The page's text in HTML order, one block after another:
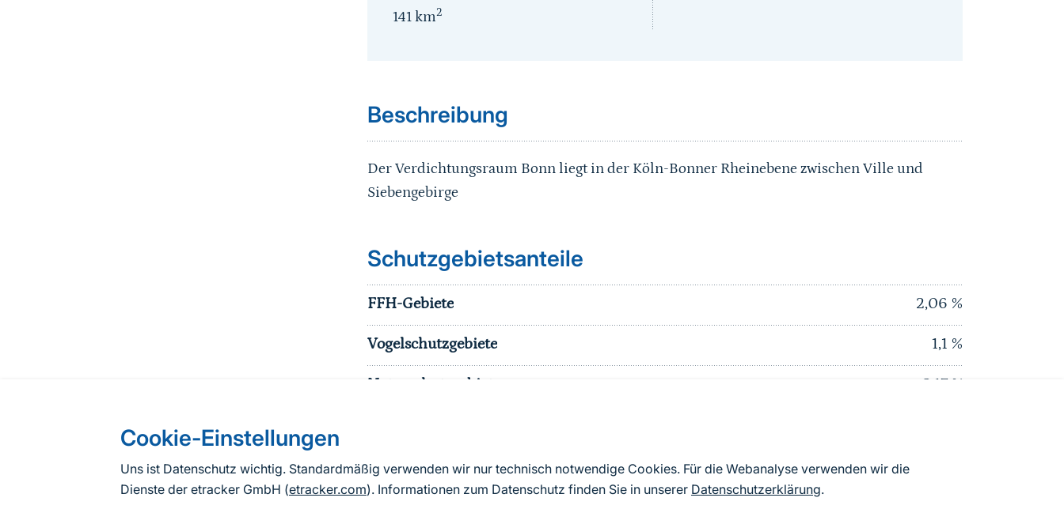
Cookie-Einstellungen
Uns ist Datenschutz wichtig. Standardmäßig verwenden wir nur technisch notwendige Cookies. Für die Webanalyse verwenden wir die
Dienste der etracker GmbH (etracker.com). Informationen zum Datenschutz finden Sie in unserer Datenschutzerklärung.
141 km2
Beschreibung
Der Verdichtungsraum Bonn liegt in der Köln-Bonner Rheinebene zwischen Ville und
Siebengebirge
Schutzgebietsanteile
FFH-Gebiete 2,06 %
Vogelschutzgebiete 1,1 %
Naturschutzgebiete 3,17 %
sonst. Schutzgebiete